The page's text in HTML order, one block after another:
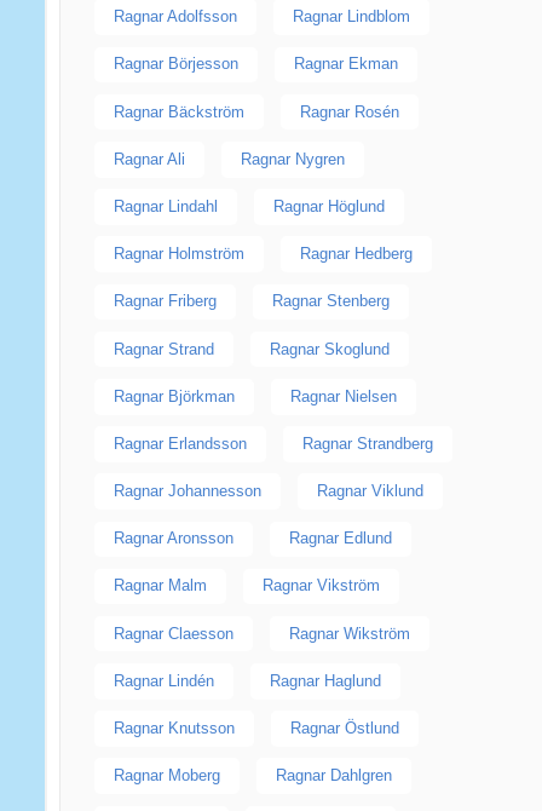
Ragnar Adolfsson Ragnar Lindblom
Ragnar Börjesson Ragnar Ekman
Ragnar Bäckström Ragnar Rosén
Ragnar Ali Ragnar Nygren
Ragnar Lindahl Ragnar Höglund
Ragnar Holmström Ragnar Hedberg
Ragnar Friberg Ragnar Stenberg
Ragnar Strand Ragnar Skoglund
Ragnar Björkman Ragnar Nielsen
Ragnar Erlandsson Ragnar Strandberg
Ragnar Johannesson Ragnar Viklund
Ragnar Aronsson Ragnar Edlund
Ragnar Malm Ragnar Vikström
Ragnar Claesson Ragnar Wikström
Ragnar Lindén Ragnar Haglund
Ragnar Knutsson Ragnar Östlund
Ragnar Moberg Ragnar Dahlgren